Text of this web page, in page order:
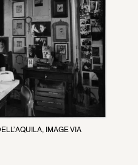
CAROL RAMA, FOTO: PINO DELL’AQUILA, IMAGE VIA